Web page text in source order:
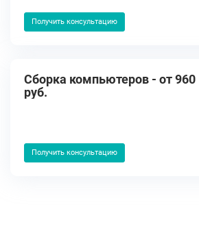
Получить консультацию
Сборка компьютеров - от 960
руб.
Получить консультацию